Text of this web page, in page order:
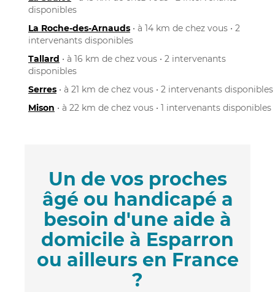
disponibles
La Roche-des-Arnauds • à 14 km de chez vous • 2
intervenants disponibles
Tallard • à 16 km de chez vous • 2 intervenants
disponibles
Serres • à 21 km de chez vous • 2 intervenants disponibles
Mison • à 22 km de chez vous • 1 intervenants disponibles
Un de vos proches
âgé ou handicapé a
besoin d'une aide à
domicile à Esparron
ou ailleurs en France
?